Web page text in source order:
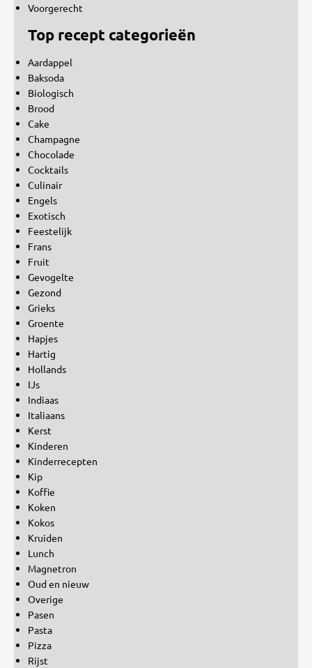
Voorgerecht
Top recept categorieën
Aardappel
Baksoda
Biologisch
Brood
Cake
Champagne
Chocolade
Cocktails
Culinair
Engels
Exotisch
Feestelijk
Frans
Fruit
Gevogelte
Gezond
Grieks
Groente
Hapjes
Hartig
Hollands
IJs
Indiaas
Italiaans
Kerst
Kinderen
Kinderrecepten
Kip
Koffie
Koken
Kokos
Kruiden
Lunch
Magnetron
Oud en nieuw
Overige
Pasen
Pasta
Pizza
Rijst